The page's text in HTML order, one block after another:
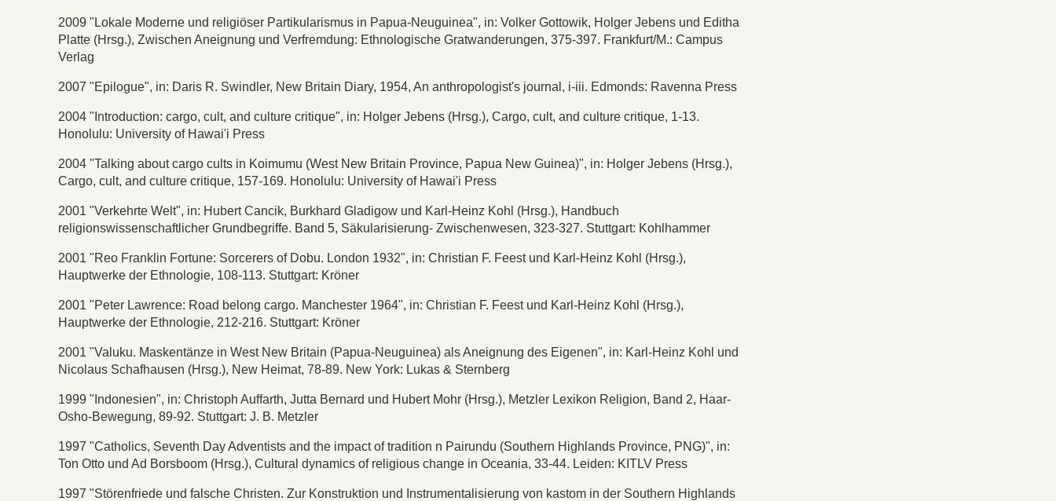
2009 "Lokale Moderne und religiöser Partikularismus in Papua-Neuguinea", in: Volker Gottowik, Holger Jebens und Editha
Platte (Hrsg.), Zwischen Aneignung und Verfremdung: Ethnologische Gratwanderungen, 375-397. Frankfurt/M.: Campus
Verlag
2007 "Epilogue", in: Daris R. Swindler, New Britain Diary, 1954, An anthropologist's journal, i-iii. Edmonds: Ravenna Press
2004 "Introduction: cargo, cult, and culture critique", in: Holger Jebens (Hrsg.), Cargo, cult, and culture critique, 1-13.
Honolulu: University of Hawai'i Press
2004 "Talking about cargo cults in Koimumu (West New Britain Province, Papua New Guinea)", in: Holger Jebens (Hrsg.),
Cargo, cult, and culture critique, 157-169. Honolulu: University of Hawai'i Press
2001 "Verkehrte Welt", in: Hubert Cancik, Burkhard Gladigow und Karl-Heinz Kohl (Hrsg.), Handbuch
religionswissenschaftlicher Grundbegriffe. Band 5, Säkularisierung- Zwischenwesen, 323-327. Stuttgart: Kohlhammer
2001 "Reo Franklin Fortune: Sorcerers of Dobu. London 1932", in: Christian F. Feest und Karl-Heinz Kohl (Hrsg.),
Hauptwerke der Ethnologie, 108-113. Stuttgart: Kröner
2001 "Peter Lawrence: Road belong cargo. Manchester 1964", in: Christian F. Feest und Karl-Heinz Kohl (Hrsg.),
Hauptwerke der Ethnologie, 212-216. Stuttgart: Kröner
2001 "Valuku. Maskentänze in West New Britain (Papua-Neuguinea) als Aneignung des Eigenen", in: Karl-Heinz Kohl und
Nicolaus Schafhausen (Hrsg.), New Heimat, 78-89. New York: Lukas & Sternberg
1999 "Indonesien", in: Christoph Auffarth, Jutta Bernard und Hubert Mohr (Hrsg.), Metzler Lexikon Religion, Band 2, Haar-
Osho-Bewegung, 89-92. Stuttgart: J. B. Metzler
1997 "Catholics, Seventh Day Adventists and the impact of tradition n Pairundu (Southern Highlands Province, PNG)", in:
Ton Otto und Ad Borsboom (Hrsg.), Cultural dynamics of religious change in Oceania, 33-44. Leiden: KITLV Press
1997 "Störenfriede und falsche Christen. Zur Konstruktion und Instrumentalisierung von kastom in der Southern Highlands